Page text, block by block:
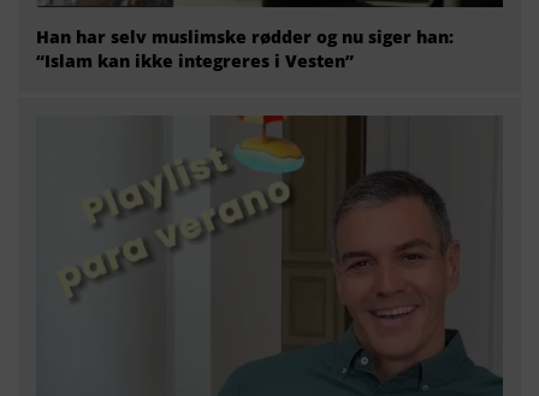
Han har selv muslimske rødder og nu siger han:
“Islam kan ikke integreres i Vesten”